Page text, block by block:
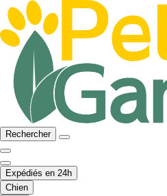
Rechercher
Expédiés en 24h
Chien